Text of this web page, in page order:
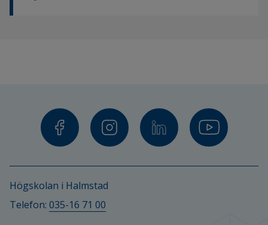
Högskolan i Halmstad
Telefon: 035-16 71 00